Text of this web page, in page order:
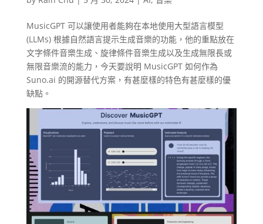
MusicGPT 可以讓使用者能夠在本地使用大型語言模型
(LLMs) 根據自然語言提示生成音樂的功能，他的重點放在
文字條件音樂生成、旋律條件音樂生成以及生成無限長或
無限音樂流的能力，今天要說明 MusicGPT 如何作為
Suno.ai 的開源替代方案，有甚麼樣的特色有甚麼樣的優
缺點。